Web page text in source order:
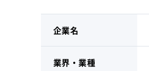
企業名
業界・業種